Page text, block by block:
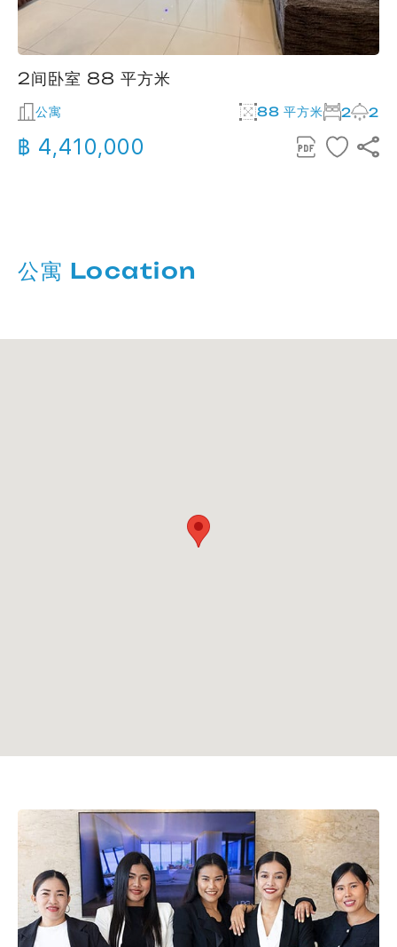
2间卧室 88 平方米
公寓 88 平方米 2 2
฿ 4,410,000
公寓 Location